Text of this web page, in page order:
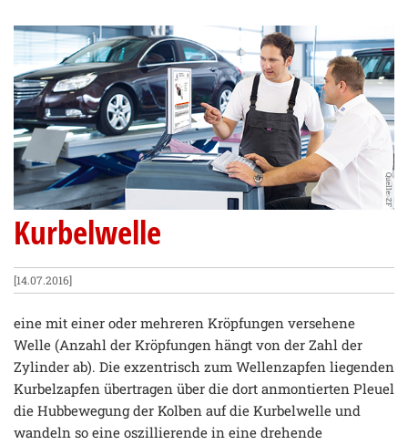
Quelle: ZF
Kurbelwelle
[14.07.2016]
eine mit einer oder mehreren Kröpfungen versehene
Welle (Anzahl der Kröpfungen hängt von der Zahl der
Zylinder ab). Die exzentrisch zum Wellenzapfen liegenden
Kurbelzapfen übertragen über die dort anmontierten Pleuel
die Hubbewegung der Kolben auf die Kurbelwelle und
wandeln so eine oszillierende in eine drehende